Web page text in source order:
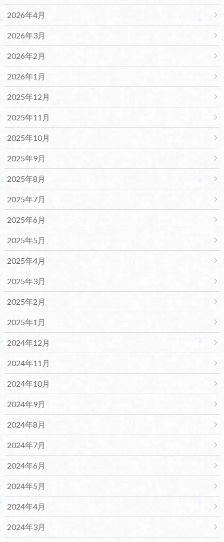
2026年4月
2026年3月
2026年2月
2026年1月
2025年12月
2025年11月
2025年10月
2025年9月
2025年8月
2025年7月
2025年6月
2025年5月
2025年4月
2025年3月
2025年2月
2025年1月
2024年12月
2024年11月
2024年10月
2024年9月
2024年8月
2024年7月
2024年6月
2024年5月
2024年4月
2024年3月